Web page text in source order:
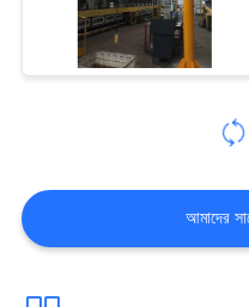
পিলার
আমাদের